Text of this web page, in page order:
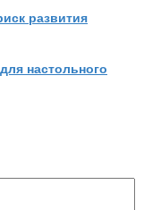
развития
настольного